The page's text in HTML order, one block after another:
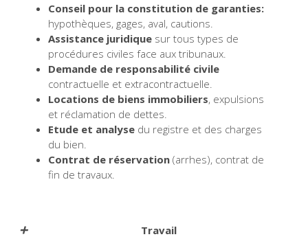
Conseil pour la constitution de garanties:
hypothèques, gages, aval, cautions.
Assistance juridique sur tous types de
procédures civiles face aux tribunaux.
Demande de responsabilité civile
contractuelle et extracontractuelle.
Locations de biens immobiliers, expulsions
et réclamation de dettes.
Etude et analyse du registre et des charges
du bien.
Contrat de réservation (arrhes), contrat de
fin de travaux.
Travail